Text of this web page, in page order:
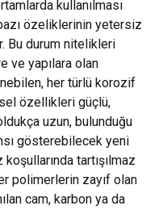
kullanılması
özeliklerinin yetersiz
Bu durum nitelikleri
ve yapılara olan
her türlü korozif
özellikleri güçlü,
uzun, bulunduğu
gösterebilecek yeni
tartışılmaz
polimerlerin zayıf olan
cam, karbon ya da